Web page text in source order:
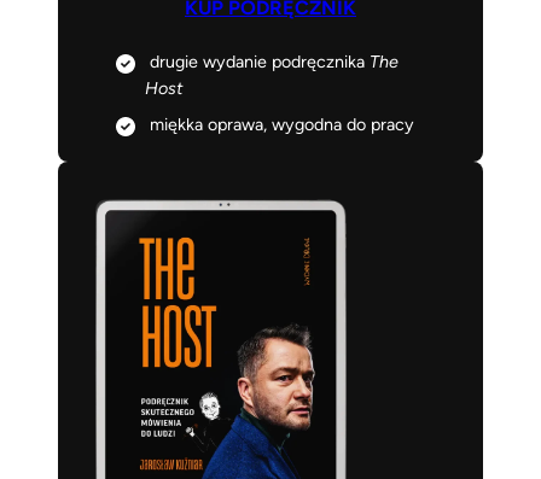
KUP PODRĘCZNIK
drugie wydanie podręcznika The
Host
miękka oprawa, wygodna do pracy